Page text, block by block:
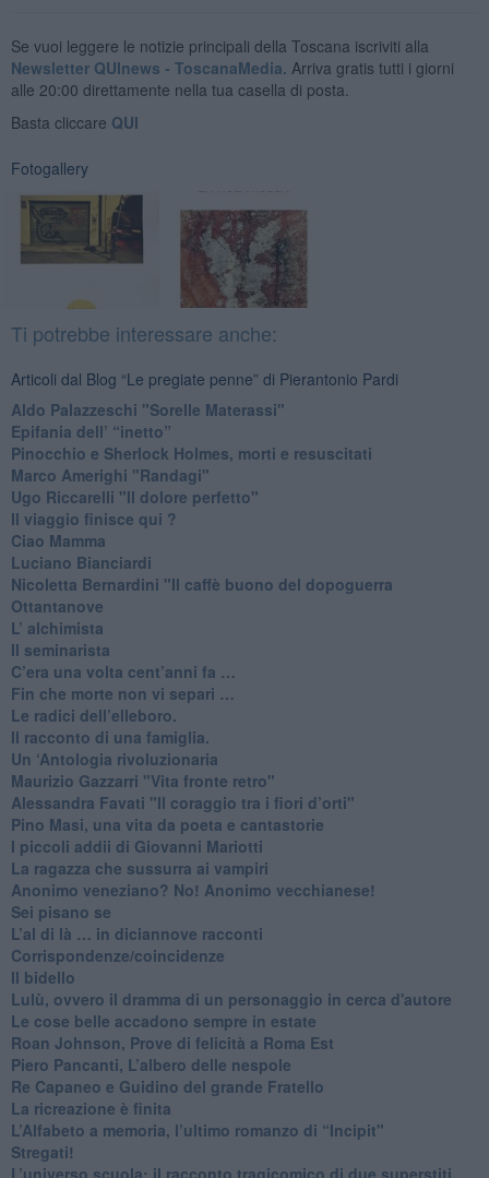
Se vuoi leggere le notizie principali della Toscana iscriviti alla
Newsletter QUInews - ToscanaMedia. Arriva gratis tutti i giorni
alle 20:00 direttamente nella tua casella di posta.
Basta cliccare QUI
Fotogallery
Ti potrebbe interessare anche:
Articoli dal Blog “Le pregiate penne” di Pierantonio Pardi
​Aldo Palazzeschi "Sorelle Materassi"
​Epifania dell’ “inetto”
Pinocchio e Sherlock Holmes, morti e resuscitati
​Marco Amerighi "Randagi"
Ugo Riccarelli "Il dolore perfetto"
​Il viaggio finisce qui ?
​Ciao Mamma
​Luciano Bianciardi
​Nicoletta Bernardini "Il caffè buono del dopoguerra
​Ottantanove
​L’ alchimista
Il seminarista
​C’era una volta cent’anni fa …
​Fin che morte non vi separi …
​Le radici dell’elleboro.
​Il racconto di una famiglia.
Un ‘Antologia rivoluzionaria
​Maurizio Gazzarri "Vita fronte retro"
​Alessandra Favati "Il coraggio tra i fiori d’orti"
​Pino Masi, una vita da poeta e cantastorie
​I piccoli addii di Giovanni Mariotti
​La ragazza che sussurra ai vampiri
​Anonimo veneziano? No! Anonimo vecchianese!
​Sei pisano se
​L’al di là … in diciannove racconti
Corrispondenze/coincidenze
Il bidello
Lulù, ovvero il dramma di un personaggio in cerca d'autore
Le cose belle accadono sempre in estate
Roan Johnson, Prove di felicità a Roma Est
Piero Pancanti, L’albero delle nespole
Re Capaneo e Guidino del grande Fratello
La ricreazione è finita
​L’Alfabeto a memoria, l’ultimo romanzo di “Incipit"
​Stregati!
L’universo scuola: il racconto tragicomico di due superstiti